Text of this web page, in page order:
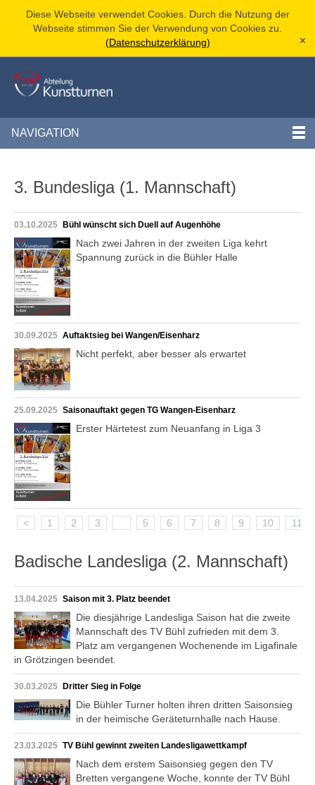
Diese Webseite verwendet Cookies. Durch die Nutzung der
Webseite stimmen Sie der Verwendung von Cookies zu.
(Datenschutzerklärung)
[x]
NAVIGATION
3. Bundesliga (1. Mannschaft)
03.10.2025 Bühl wünscht sich Duell auf Augenhöhe
Nach zwei Jahren in der zweiten Liga kehrt
Spannung zurück in die Bühler Halle
30.09.2025 Auftaktsieg bei Wangen/Eisenharz
Nicht perfekt, aber besser als erwartet
25.09.2025 Saisonauftakt gegen TG Wangen-Eisenharz
Erster Härtetest zum Neuanfang in Liga 3
< 1 2 3 5 6 7 8 9 10 11
Badische Landesliga (2. Mannschaft)
13.04.2025 Saison mit 3. Platz beendet
Die diesjährige Landesliga Saison hat die zweite
Mannschaft des TV Bühl zufrieden mit dem 3.
Platz am vergangenen Wochenende im Ligafinale
in Grötzingen beendet.
30.03.2025 Dritter Sieg in Folge
Die Bühler Turner holten ihren dritten Saisonsieg
in der heimische Geräteturnhalle nach Hause.
23.03.2025 TV Bühl gewinnt zweiten Landesligawettkampf
Nach dem erstem Saisonsieg gegen den TV
Bretten vergangene Woche, konnte der TV Bühl